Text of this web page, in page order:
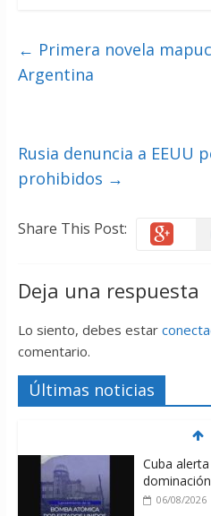
← Primera novela
Argentina
Rusia denuncia a EEUU
prohibidos →
Share This Post:
Deja una respuesta
Lo siento, debes estar
comentario.
Últimas noticias
Cuba
06/08/2026